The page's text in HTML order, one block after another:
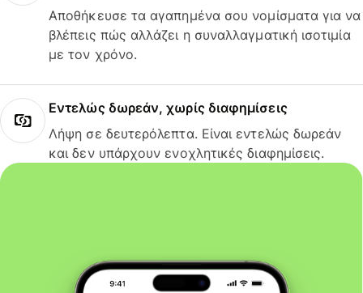
Αποθήκευσε τα αγαπημένα σου νομίσματα για να
βλέπεις πώς αλλάζει η συναλλαγματική ισοτιμία
με τον χρόνο.
Εντελώς δωρεάν, χωρίς διαφημίσεις
Λήψη σε δευτερόλεπτα. Είναι εντελώς δωρεάν
και δεν υπάρχουν ενοχλητικές διαφημίσεις.